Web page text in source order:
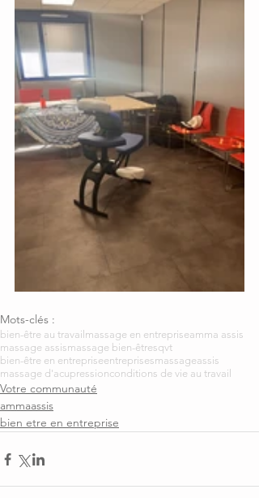
Mots-clés :
bien-être au travail massage en entrepriseamma assis
massage assismassage bien-êtresqvt
bien-être en entrepriseentreprisesmassageassis
massage d'acupressionconditions de vie au travail
Votre communauté
ammaassis
bien etre en entreprise